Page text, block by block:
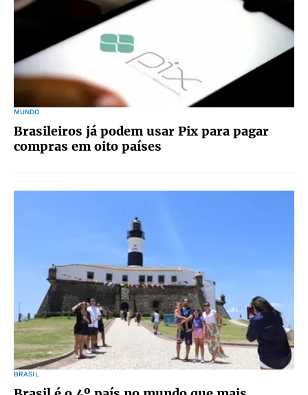
MUNDO
Brasileiros já podem usar Pix para pagar
compras em oito países
BRASIL